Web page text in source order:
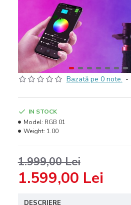
Bazată pe 0 note. -
1.599,00 Lei
1.999,00 Lei
IN STOCK
Model: RGB 01
Weight: 1.00
DESCRIERE